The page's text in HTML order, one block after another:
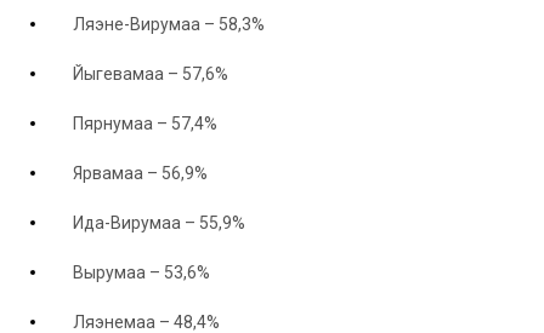
Ляэне-Вирумаа – 58,3%
Йыгевамаа – 57,6%
Пярнумаа – 57,4%
Ярвамаа – 56,9%
Ида-Вирумаа – 55,9%
Вырумаа – 53,6%
Ляэнемаа – 48,4%